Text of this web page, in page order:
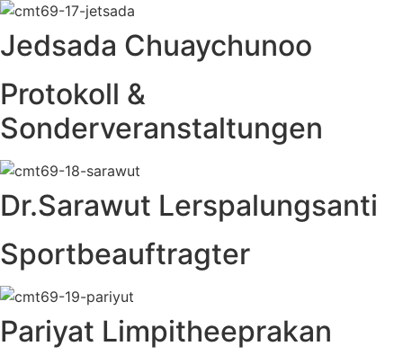
Jedsada Chuaychunoo
Protokoll &
Sonderveranstaltungen
Dr.Sarawut Lerspalungsanti
Sportbeauftragter
Pariyat Limpitheeprakan